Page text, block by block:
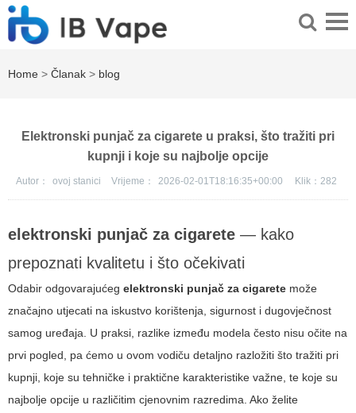
Home > Članak > blog
Elektronski punjač za cigarete u praksi, što tražiti pri
kupnji i koje su najbolje opcije
Autor： ovoj stanici Vrijeme： 2026-02-01T18:16:35+00:00 Klik： 282
elektronski punjač za cigarete — kako
prepoznati kvalitetu i što očekivati
Odabir odgovarajućeg elektronski punjač za cigarete može
značajno utjecati na iskustvo korištenja, sigurnost i dugovječnost
samog uređaja. U praksi, razlike između modela često nisu očite na
prvi pogled, pa ćemo u ovom vodiču detaljno razložiti što tražiti pri
kupnji, koje su tehničke i praktične karakteristike važne, te koje su
najbolje opcije u različitim cjenovnim razredima. Ako želite